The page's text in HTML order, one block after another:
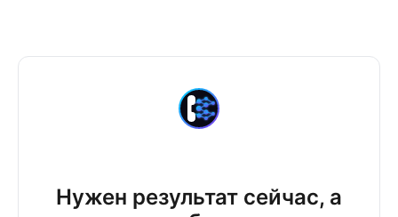
Нужен результат сейчас, а